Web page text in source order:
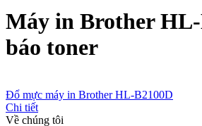
Máy in Brother HL-
báo toner
Đổ mực máy in Brother HL-B2100D
Chi tiết
Về chúng tôi